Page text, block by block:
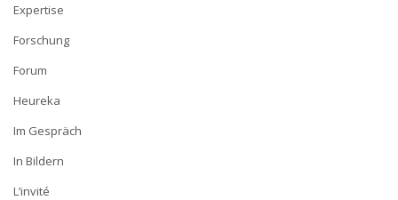
Expertise
Forschung
Forum
Heureka
Im Gespräch
In Bildern
L’invité